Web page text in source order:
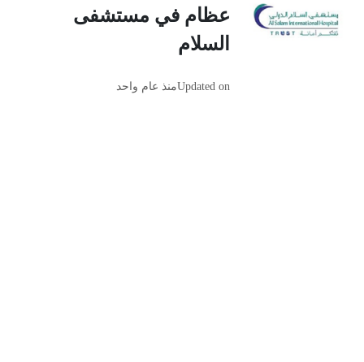
عظام في مستشفى
السلام
Updated onمنذ عام واحد